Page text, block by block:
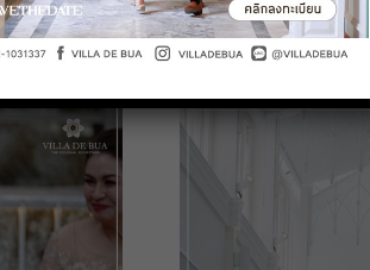
Pastel Wedding